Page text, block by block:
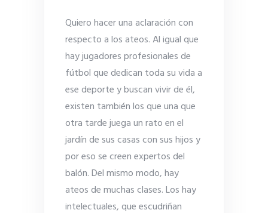
Quiero hacer una aclaración con
respecto a los ateos. Al igual que
hay jugadores profesionales de
fútbol que dedican toda su vida a
ese deporte y buscan vivir de él,
existen también los que una que
otra tarde juega un rato en el
jardín de sus casas con sus hijos y
por eso se creen expertos del
balón. Del mismo modo, hay
ateos de muchas clases. Los hay
intelectuales, que escudriñan